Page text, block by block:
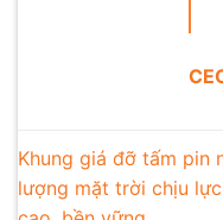
Khung giá đỡ tấm pin
lượng mặt trời chịu lực